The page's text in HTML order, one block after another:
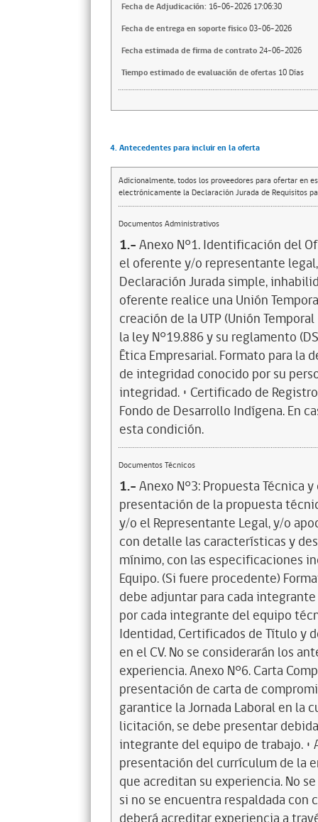
Fecha de Adjudicación: 16-06-2026 17:06:30
Fecha de entrega en soporte fisico03-06-2026
Fecha estimada de firma de contrato24-06-2026
Tiempo estimado de evaluación de ofertas 10 Días
4. Antecedentes para incluir en la oferta
Adicionalmente, todos los proveedores para ofertar en
electrónicamente la Declaración Jurada de Requisitos
Documentos Administrativos
1.-Anexo N°1. Identificación del
el oferente y/o representante legal,
Declaración Jurada simple,
oferente realice una Unión
creación de la UTP (Unión
la ley N°19.886 y su reglamento
Ética Empresarial. Formato para la
de integridad conocido por su
integridad. • Certificado de
Fondo de Desarrollo Indígena. En
esta condición.
Documentos Técnicos
1.-Anexo N°3: Propuesta Técnica
presentación de la propuesta
y/o el Representante Legal, y/o
con detalle las características y
mínimo, con las especificaciones
Equipo. (Si fuere procedente)
debe adjuntar para cada
por cada integrante del equipo
Identidad, Certificados de Título y
en el CV. No se considerarán los
experiencia. Anexo N°6. Carta
presentación de carta de
garantice la Jornada Laboral en la
licitación, se debe presentar
integrante del equipo de trabajo. •
presentación del currículum de la
que acreditan su experiencia. No
si no se encuentra respaldada